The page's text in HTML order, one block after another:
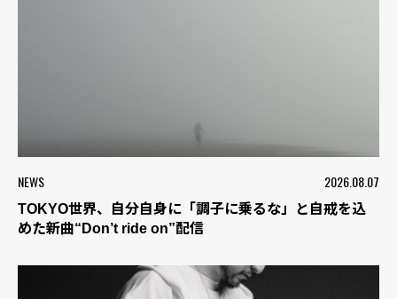
NEWS 2026.08.07
TOKYO世界、自分自身に「調子に乗るな」と自戒を込
めた新曲“Don’t ride on”配信